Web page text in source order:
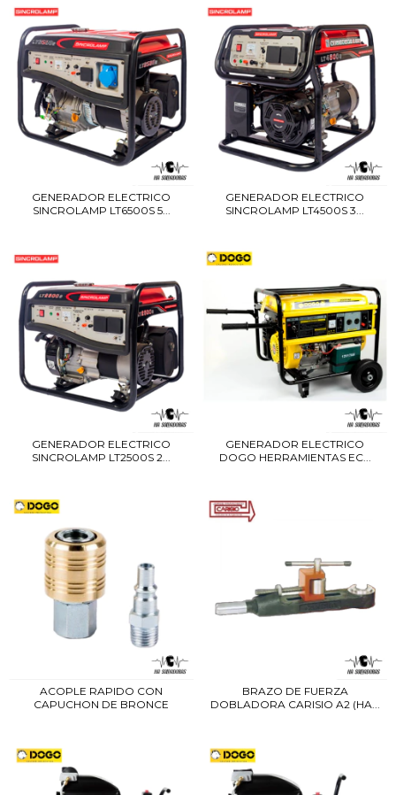
GENERADOR ELECTRICO
SINCROLAMP LT6500S 5...
GENERADOR ELECTRICO
SINCROLAMP LT4500S 3...
GENERADOR ELECTRICO
SINCROLAMP LT2500S 2...
GENERADOR ELECTRICO
DOGO HERRAMIENTAS EC...
ACOPLE RAPIDO CON
CAPUCHON DE BRONCE
BRAZO DE FUERZA
DOBLADORA CARISIO A2 (HA...